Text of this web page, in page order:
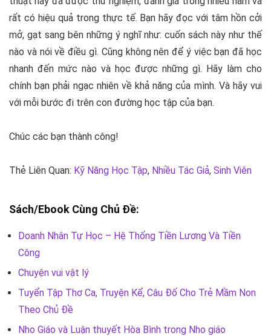
rất có hiệu quả trong thực tế. Bạn hãy đọc với tâm hồn cởi
mở, gạt sang bên những ý nghĩ như: cuốn sách này như thế
nào và nói về điều gì. Cũng không nên để ý việc bạn đã học
nhanh đến mức nào và học được những gì. Hãy làm cho
chính bạn phải ngạc nhiên về khả năng của mình. Và hãy vui
với mỗi bước đi trên con đường học tập của bạn.
Chúc các bạn thành công!
Thẻ Liên Quan: Kỹ Năng Học Tập, Nhiều Tác Giả, Sinh Viên
Sách/Ebook Cùng Chủ Đề:
Doanh Nhân Tự Học – Hệ Thống Tiền Lương Và Tiền
Công
Chuyện vui vật lý
Tuyển Tập Thơ Ca, Truyện Kể, Câu Đố Cho Trẻ Mầm Non
Theo Chủ Đề
Nho Giáo và Luận thuyết Hòa Bình trong Nho giáo